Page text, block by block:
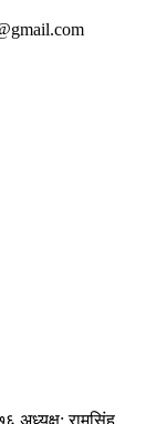
अध्यक्ष: रामसिंह